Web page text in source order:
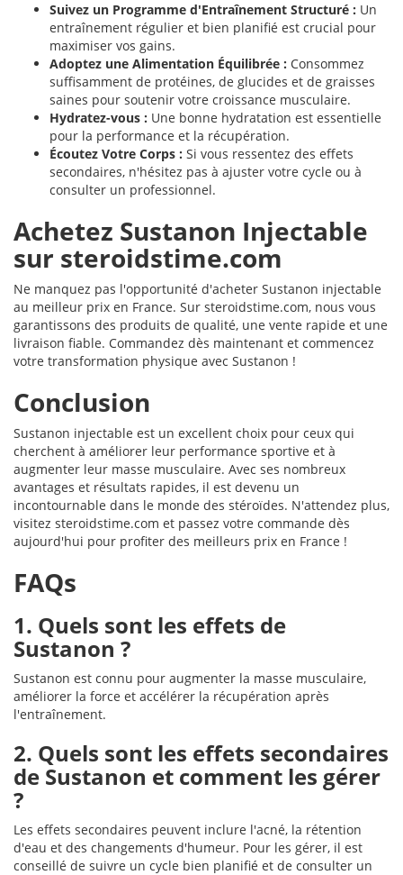
Suivez un Programme d'Entraînement Structuré : Un
entraînement régulier et bien planifié est crucial pour
maximiser vos gains.
Adoptez une Alimentation Équilibrée : Consommez
suffisamment de protéines, de glucides et de graisses
saines pour soutenir votre croissance musculaire.
Hydratez-vous : Une bonne hydratation est essentielle
pour la performance et la récupération.
Écoutez Votre Corps : Si vous ressentez des effets
secondaires, n'hésitez pas à ajuster votre cycle ou à
consulter un professionnel.
Achetez Sustanon Injectable
sur steroidstime.com
Ne manquez pas l'opportunité d'acheter Sustanon injectable
au meilleur prix en France. Sur steroidstime.com, nous vous
garantissons des produits de qualité, une vente rapide et une
livraison fiable. Commandez dès maintenant et commencez
votre transformation physique avec Sustanon !
Conclusion
Sustanon injectable est un excellent choix pour ceux qui
cherchent à améliorer leur performance sportive et à
augmenter leur masse musculaire. Avec ses nombreux
avantages et résultats rapides, il est devenu un
incontournable dans le monde des stéroïdes. N'attendez plus,
visitez steroidstime.com et passez votre commande dès
aujourd'hui pour profiter des meilleurs prix en France !
FAQs
1. Quels sont les effets de
Sustanon ?
Sustanon est connu pour augmenter la masse musculaire,
améliorer la force et accélérer la récupération après
l'entraînement.
2. Quels sont les effets secondaires
de Sustanon et comment les gérer
?
Les effets secondaires peuvent inclure l'acné, la rétention
d'eau et des changements d'humeur. Pour les gérer, il est
conseillé de suivre un cycle bien planifié et de consulter un